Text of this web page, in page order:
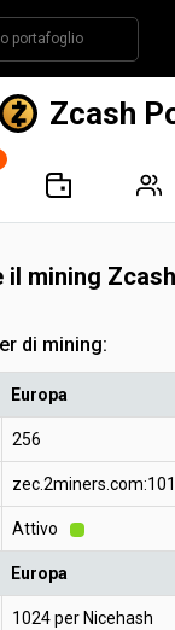
Zcash
il mining
di mining:
Europa
256
Attivo
Europa
1024 per Nicehash